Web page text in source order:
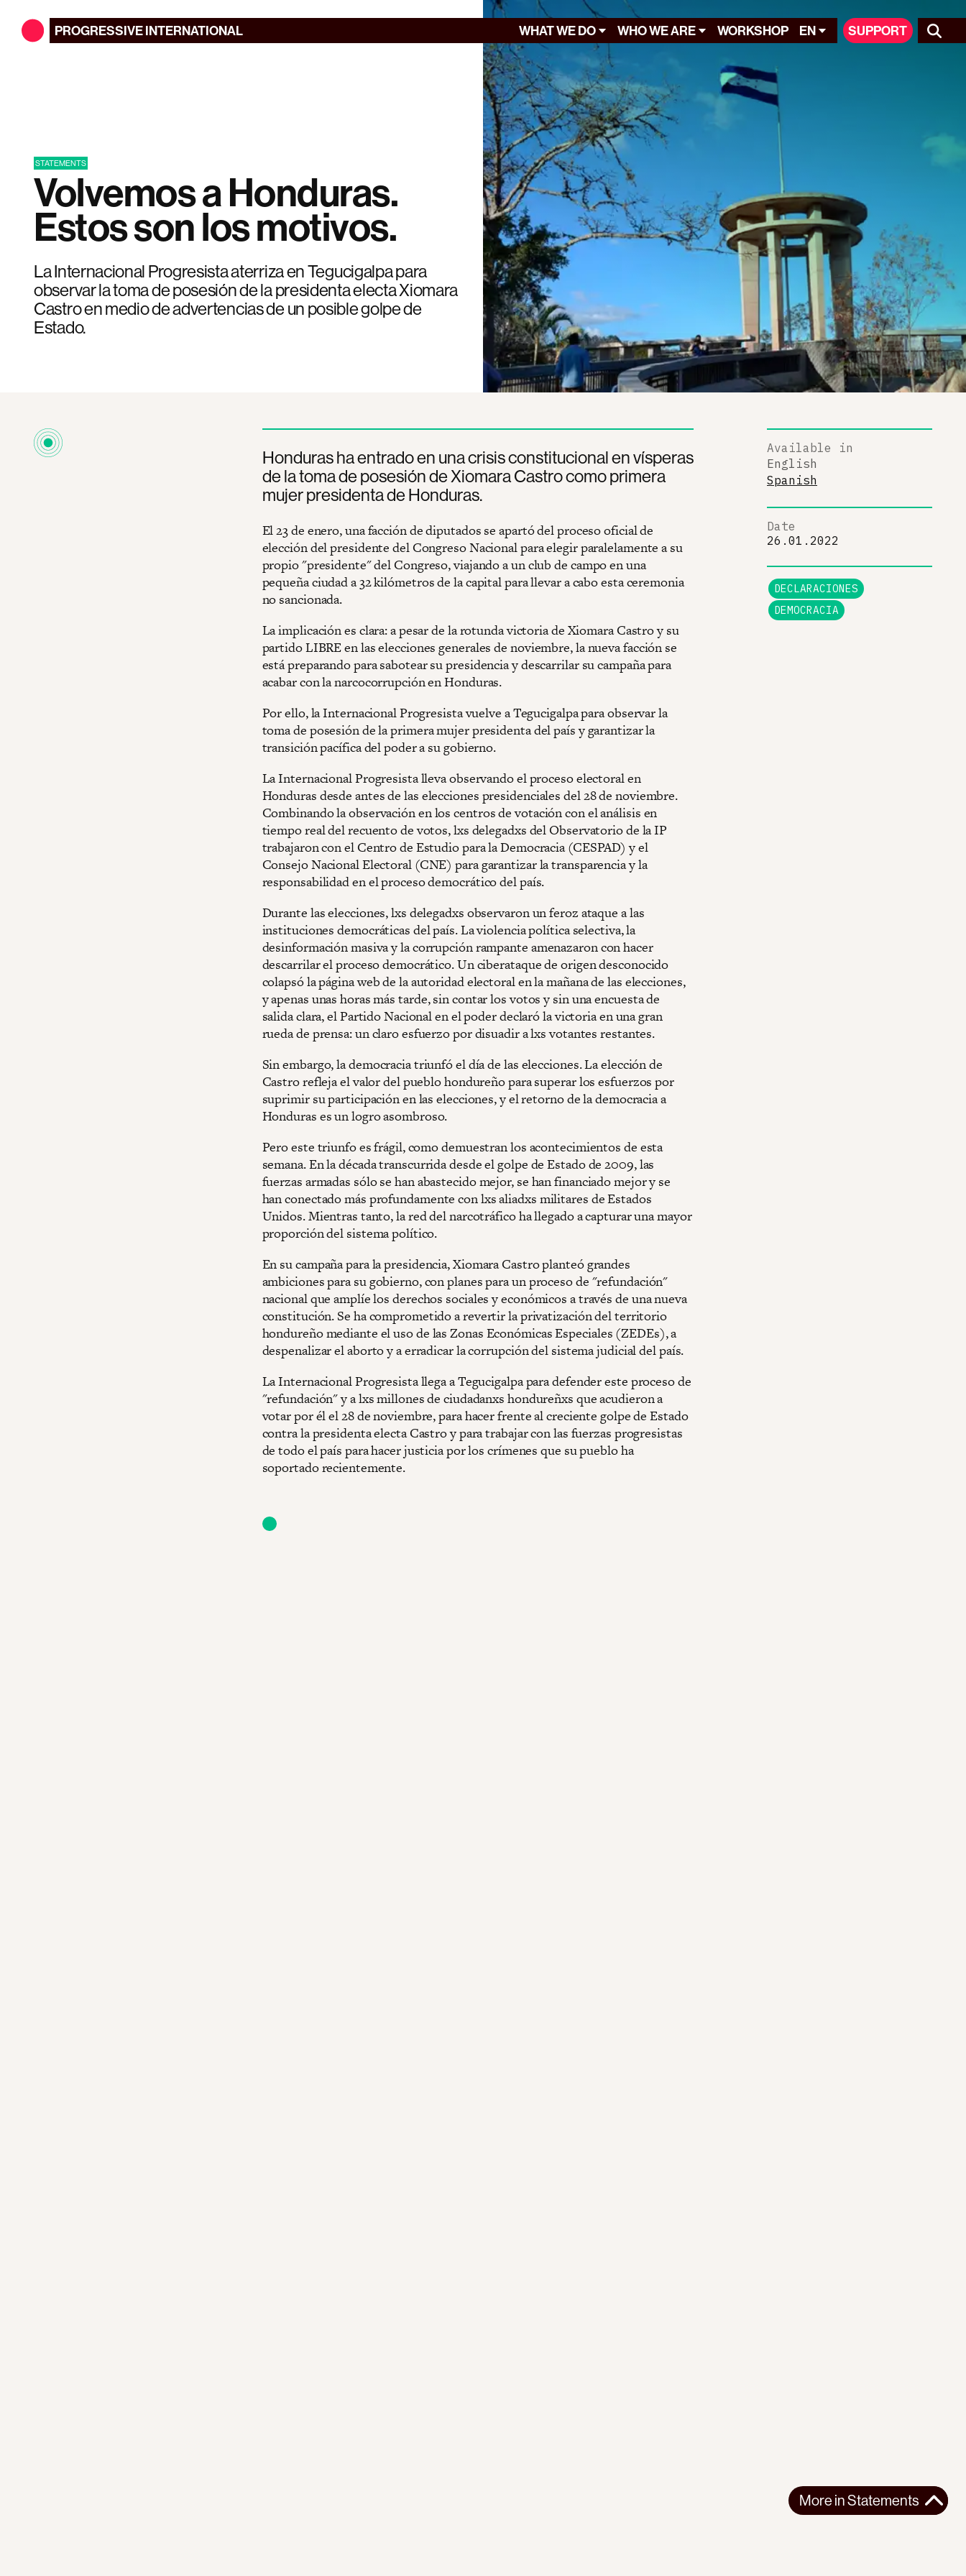
PROGRESSIVEINTERNATIONAL WHAT WE DO WHO WE ARE WORKSHOP EN SUPPORT
STATEMENTS
Volvemos a Honduras.
Estos son los motivos.
La Internacional Progresista aterriza en Tegucigalpa para
observar la toma de posesión de la presidenta electa Xiomara
Castro en medio de advertencias de un posible golpe de
Estado.
Honduras ha entrado en una crisis constitucional en vísperas
de la toma de posesión de Xiomara Castro como primera
mujer presidenta de Honduras.
El 23 de enero, una facción de diputados se apartó del proceso oficial de
elección del presidente del Congreso Nacional para elegir paralelamente a su
propio "presidente" del Congreso, viajando a un club de campo en una
pequeña ciudad a 32 kilómetros de la capital para llevar a cabo esta ceremonia
no sancionada.
La implicación es clara: a pesar de la rotunda victoria de Xiomara Castro y su
partido LIBRE en las elecciones generales de noviembre, la nueva facción se
está preparando para sabotear su presidencia y descarrilar su campaña para
acabar con la narcocorrupción en Honduras.
Por ello, la Internacional Progresista vuelve a Tegucigalpa para observar la
toma de posesión de la primera mujer presidenta del país y garantizar la
transición pacífica del poder a su gobierno.
La Internacional Progresista lleva observando el proceso electoral en
Honduras desde antes de las elecciones presidenciales del 28 de noviembre.
Combinando la observación en los centros de votación con el análisis en
tiempo real del recuento de votos, lxs delegadxs del Observatorio de la IP
trabajaron con el Centro de Estudio para la Democracia (CESPAD) y el
Consejo Nacional Electoral (CNE) para garantizar la transparencia y la
responsabilidad en el proceso democrático del país.
Durante las elecciones, lxs delegadxs observaron un feroz ataque a las
instituciones democráticas del país. La violencia política selectiva, la
desinformación masiva y la corrupción rampante amenazaron con hacer
descarrilar el proceso democrático. Un ciberataque de origen desconocido
colapsó la página web de la autoridad electoral en la mañana de las elecciones,
y apenas unas horas más tarde, sin contar los votos y sin una encuesta de
salida clara, el Partido Nacional en el poder declaró la victoria en una gran
rueda de prensa: un claro esfuerzo por disuadir a lxs votantes restantes.
Sin embargo, la democracia triunfó el día de las elecciones. La elección de
Castro refleja el valor del pueblo hondureño para superar los esfuerzos por
suprimir su participación en las elecciones, y el retorno de la democracia a
Honduras es un logro asombroso.
Pero este triunfo es frágil, como demuestran los acontecimientos de esta
semana. En la década transcurrida desde el golpe de Estado de 2009, las
fuerzas armadas sólo se han abastecido mejor, se han financiado mejor y se
han conectado más profundamente con lxs aliadxs militares de Estados
Unidos. Mientras tanto, la red del narcotráfico ha llegado a capturar una mayor
proporción del sistema político.
En su campaña para la presidencia, Xiomara Castro planteó grandes
ambiciones para su gobierno, con planes para un proceso de "refundación"
nacional que amplíe los derechos sociales y económicos a través de una nueva
constitución. Se ha comprometido a revertir la privatización del territorio
hondureño mediante el uso de las Zonas Económicas Especiales (ZEDEs), a
despenalizar el aborto y a erradicar la corrupción del sistema judicial del país.
La Internacional Progresista llega a Tegucigalpa para defender este proceso de
"refundación" y a lxs millones de ciudadanxs hondureñxs que acudieron a
votar por él el 28 de noviembre, para hacer frente al creciente golpe de Estado
contra la presidenta electa Castro y para trabajar con las fuerzas progresistas
de todo el país para hacer justicia por los crímenes que su pueblo ha
soportado recientemente.
Available in
English
Spanish
Date
26.01.2022
DECLARACIONES
DEMOCRACIA
More inStatements